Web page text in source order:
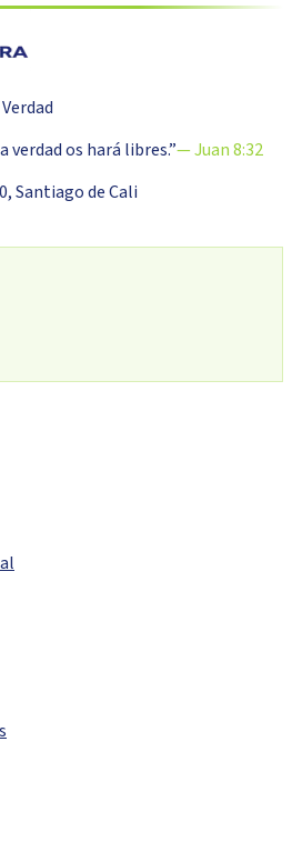
verdad os hará libres.”— Juan 8:32
Santiago de Cali